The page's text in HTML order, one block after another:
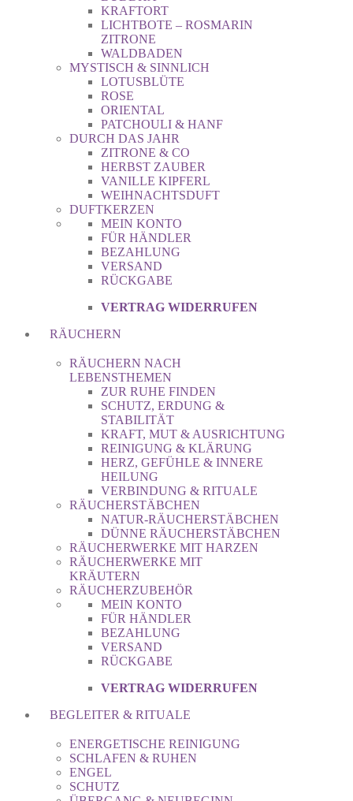
KRAFTORT
LICHTBOTE – ROSMARIN
ZITRONE
WALDBADEN
MYSTISCH & SINNLICH
LOTUSBLÜTE
ROSE
ORIENTAL
PATCHOULI & HANF
DURCH DAS JAHR
ZITRONE & CO
HERBST ZAUBER
VANILLE KIPFERL
WEIHNACHTSDUFT
DUFTKERZEN
MEIN KONTO
FÜR HÄNDLER
BEZAHLUNG
VERSAND
RÜCKGABE
VERTRAG WIDERRUFEN
RÄUCHERN
RÄUCHERN NACH
LEBENSTHEMEN
ZUR RUHE FINDEN
SCHUTZ, ERDUNG &
STABILITÄT
KRAFT, MUT & AUSRICHTUNG
REINIGUNG & KLÄRUNG
HERZ, GEFÜHLE & INNERE
HEILUNG
VERBINDUNG & RITUALE
RÄUCHERSTÄBCHEN
NATUR-RÄUCHERSTÄBCHEN
DÜNNE RÄUCHERSTÄBCHEN
RÄUCHERWERKE MIT HARZEN
RÄUCHERWERKE MIT
KRÄUTERN
RÄUCHERZUBEHÖR
MEIN KONTO
FÜR HÄNDLER
BEZAHLUNG
VERSAND
RÜCKGABE
VERTRAG WIDERRUFEN
BEGLEITER & RITUALE
ENERGETISCHE REINIGUNG
SCHLAFEN & RUHEN
ENGEL
SCHUTZ